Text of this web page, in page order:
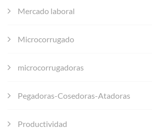
Mercado laboral
Microcorrugado
microcorrugadoras
Pegadoras-Cosedoras-Atadoras
Productividad